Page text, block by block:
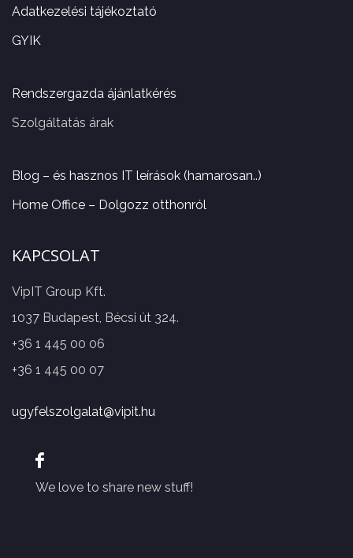
Adatkezelési tájékoztató
GYIK
Rendszergazda ájánlatkérés
Szolgáltatás árak
Blog – és hasznos IT leírások (hamarosan..)
Home Office – Dolgozz otthonról
KAPCSOLAT
VipIT Group Kft.
1037 Budapest, Bécsi út 324.
+36 1 445 00 06
+36 1 445 00 07
ugyfelszolgalat@vipit.hu
We love to share new stuff!